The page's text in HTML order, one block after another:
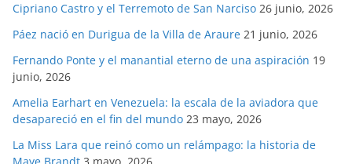
Cipriano Castro y el Terremoto de San Narciso 26 junio, 2026
Páez nació en Durigua de la Villa de Araure 21 junio, 2026
Fernando Ponte y el manantial eterno de una aspiración 19
junio, 2026
Amelia Earhart en Venezuela: la escala de la aviadora que
desapareció en el fin del mundo 23 mayo, 2026
La Miss Lara que reinó como un relámpago: la historia de